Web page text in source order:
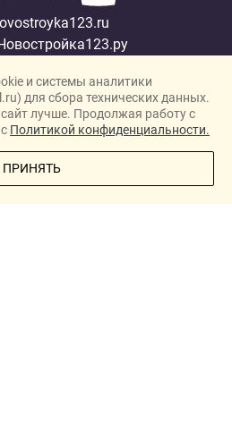
персональных данных
МНЕ
и системы аналитики
для сбора технических данных.
лучше. Продолжая работу с
Политикой конфиденциальности.
ПРИНЯТЬ